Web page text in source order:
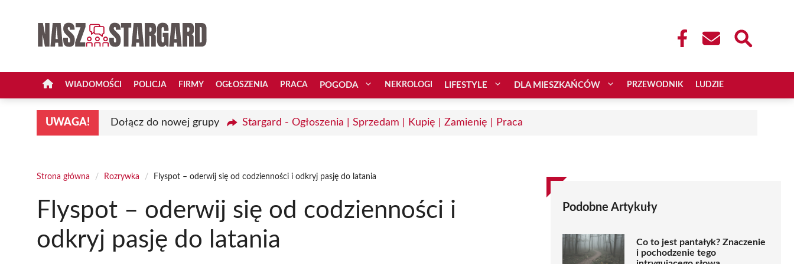
WIADOMOŚCI POLICJA FIRMY OGŁOSZENIA PRACA POGODA NEKROLOGI LIFESTYLE DLA MIESZKAŃCÓW PRZEWODNIK LUDZIE
UWAGA! Dołącz do nowej grupy Stargard - Ogłoszenia | Sprzedam | Kupię | Zamienię | Praca
Strona główna / Rozrywka / Flyspot – oderwij się od codzienności i odkryj pasję do latania
Flyspot – oderwij się od codzienności i
odkryj pasję do latania
Podobne Artykuły
Co to jest pantałyk? Znaczenie
i pochodzenie tego